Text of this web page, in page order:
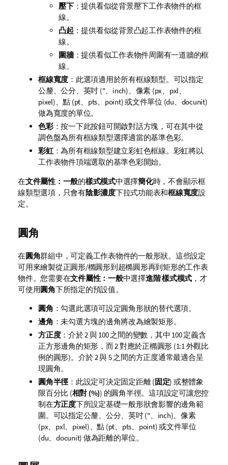
壓下：提供看似從背景壓下工作表物件的框
線。
凸起 ：提供看似從背景凸起工作表物件的框
線。
圍牆：提供看似工作表物件周圍有一道牆的框
線。
框線寬度 ：此選項適用於所有框線類型。可以指定
公釐、公分、英吋 ("、inch)、像素 (px、pxl、
pixel)、點 (pt、pts、point) 或文件單位 (du、docunit)
做為寬度的單位。
色彩：按一下此按鈕可開啟對話方塊，可在其中從
調色盤為所有框線類型選擇適當的基準色彩。
彩虹：為所有框線類型建立彩虹色框線。彩虹將以
工作表物件頂端選取的基準色彩開始。
在文件屬性：一般的樣式模式中選擇簡化時，不會顯示框
線類型選項，只會有陰影濃度下拉式功能表和框線寬度設
定。
圓角
在圓角群組中，可定義工作表物件的一般形狀。這些設定
可用來繪製從正圓形/橢圓形到超橢圓形再到矩形的工作表
物件。您需要在文件屬性：一般中選擇進階樣式模式 ，才
可使用圓角下所指定的預設值。
圓角 ：勾選此選項可設定圓角形狀的替代選項。
邊角 ：未勾選方塊的邊角將改為繪製矩形。
方正度：介於 2 與 100 之間的變數，其中 100 定義含
正方形邊角的矩形，而 2 對應於正橢圓形 (1:1 外觀比
例的圓形)。介於 2 與 5 之間的方正度通常最適合呈
現圓角。
圓角半徑 ：此設定可決定固定距離 (固定) 或整體象
限百分比 (相對 (%)) 的圓角半徑。這項設定可讓您控
制在方正度下所設定基礎一般形狀會影響的邊角範
圍。可以指定公釐、公分、英吋 ("、inch)、像素
(px、pxl、pixel)、點 (pt、pts、point) 或文件單位
(du、docunit) 做為距離的單位。